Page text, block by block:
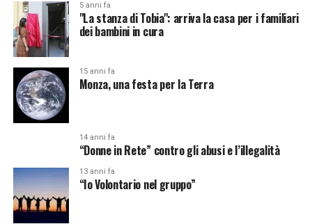
5 anni fa
"La stanza di Tobia": arriva la casa per i familiari
dei bambini in cura
15 anni fa
Monza, una festa per la Terra
14 anni fa
“Donne in Rete” contro gli abusi e l’illegalità
13 anni fa
“Io Volontario nel gruppo”